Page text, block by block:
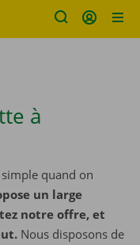
à
quand on
un large
notre offre, et
Nous disposons de